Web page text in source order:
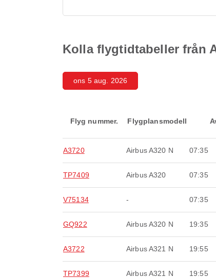
Kolla flygtidtabeller från
ons 5 aug. 2026
Flyg nummer. Flygplansmodell
A3720 Airbus A320 N 07:35
TP7409 Airbus A320 07:35
V75134 - 07:35
GQ922 Airbus A320 N 19:35
A3722 Airbus A321 N 19:55
TP7399 Airbus A321 N 19:55